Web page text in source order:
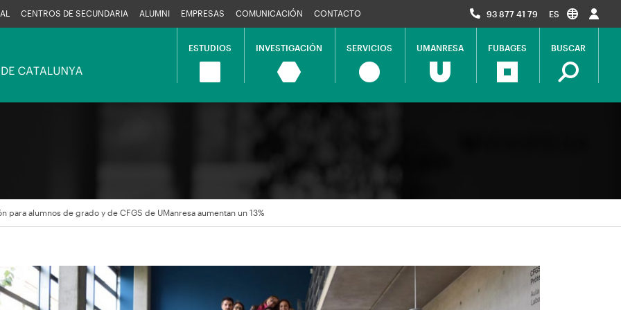
CENTROS DE SECUNDARIA ALUMNI EMPRESAS COMUNICACIÓN CONTACTO 93 877 41 79 ES
Navegació
ESTUDIOS INVESTIGACIÓN SERVICIOS UMANRESA FUBAGES BUSCAR
para alumnos de grado y de CFGS de UManresa aumentan un 13%